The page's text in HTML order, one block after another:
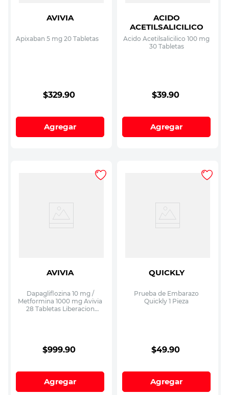
AVIVIA
Apixaban 5 mg 20 Tabletas
$329.90
Agregar
ACIDO
ACETILSALICILICO
Acido Acetilsalicilico 100 mg
30 Tabletas
$39.90
Agregar
AVIVIA
Dapagliflozina 10 mg /
Metformina 1000 mg Avivia
28 Tabletas Liberacion
$999.90
Agregar
QUICKLY
Prueba de Embarazo
Quickly 1 Pieza
$49.90
Agregar